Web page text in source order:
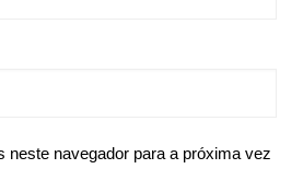
neste navegador para a próxima vez